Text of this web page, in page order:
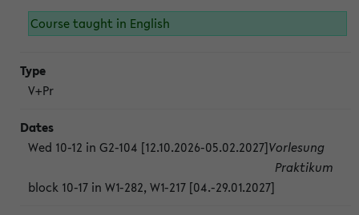
Course taught in English
V+Pr
Wed 10-12 in G2-104 [12.10.2026-05.02.2027]Vorlesung
block 10-17 in W1-282, W1-217 [04.-29.01.2027]
Praktikum